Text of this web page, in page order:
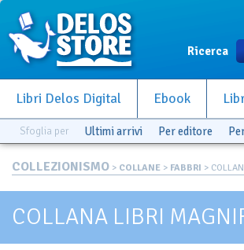
Ricerca
Libri Delos Digital Ebook
Sfoglia per Ultimi arrivi Per editore
COLLEZIONISMO > COLLANE > FABBRI >
COLLANA LIBRI